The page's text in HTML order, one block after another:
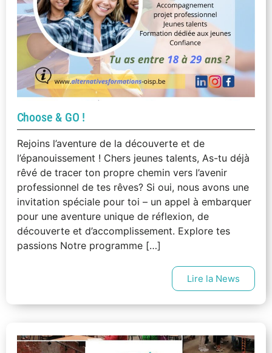
Choose & GO !
Rejoins l’aventure de la découverte et de
l’épanouissement ! Chers jeunes talents, As-tu déjà
rêvé de tracer ton propre chemin vers l’avenir
professionnel de tes rêves? Si oui, nous avons une
invitation spéciale pour toi – un appel à embarquer
pour une aventure unique de réflexion, de
découverte et d’accomplissement. Explore tes
passions Notre programme […]
Lire la News